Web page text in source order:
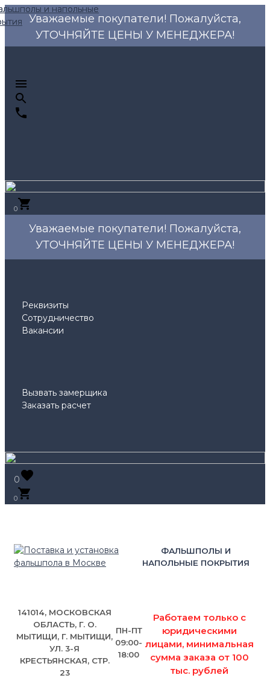
Уважаемые покупатели! Пожалуйста,
УТОЧНЯЙТЕ ЦЕНЫ У МЕНЕДЖЕРА!
0
Уважаемые покупатели! Пожалуйста,
УТОЧНЯЙТЕ ЦЕНЫ У МЕНЕДЖЕРА!
Реквизиты
Сотрудничество
Вакансии
Вызвать замерщика
Заказать расчет
0
0
ФАЛЬШПОЛЫ И
НАПОЛЬНЫЕ ПОКРЫТИЯ
141014, МОСКОВСКАЯ
ОБЛАСТЬ, Г. О.
МЫТИЩИ, Г. МЫТИЩИ,
УЛ. 3-Я
КРЕСТЬЯНСКАЯ, СТР.
23
ПН-ПТ
09:00-
18:00
Работаем только с
юридическими
лицами, минимальная
сумма заказа от 100
тыс. рублей